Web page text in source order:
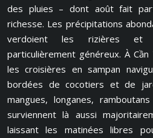
des pluies – dont août fait
richesse. Les précipitations
verdoient les rizières et
particulièrement généreux. À
les croisières en sampan
bordées de cocotiers et de
mangues, longanes,
surviennent là aussi
laissant les matinées libres